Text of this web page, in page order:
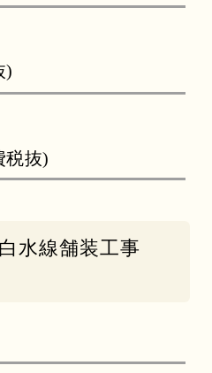
)
税抜)
白水線舗装工事